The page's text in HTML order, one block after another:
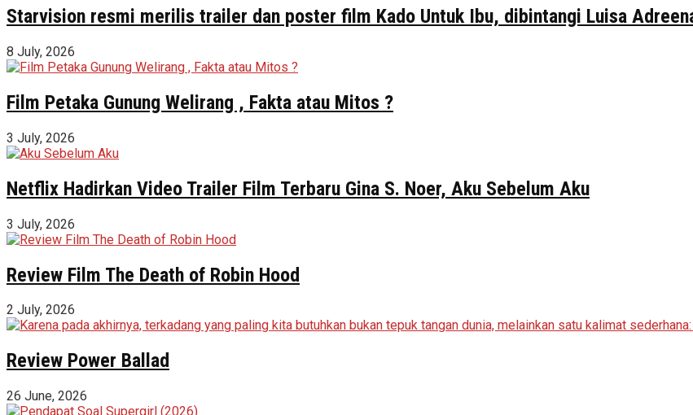
Starvision resmi merilis trailer dan poster film Kado Untuk Ibu, dibintangi Luisa
8 July, 2026
Film Petaka Gunung Welirang , Fakta atau Mitos ?
3 July, 2026
Netflix Hadirkan Video Trailer Film Terbaru Gina S. Noer, Aku Sebelum Aku
3 July, 2026
Review Film The Death of Robin Hood
2 July, 2026
Review Power Ballad
26 June, 2026